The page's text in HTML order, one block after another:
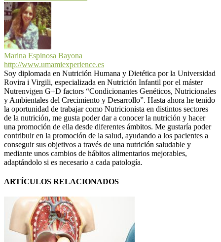
Marina Espinosa Bayona
http://www.umamiexperience.es
Soy diplomada en Nutrición Humana y Dietética por la Universidad
Rovira i Virgili, especializada en Nutrición Infantil por el máster
Nutrenvigen G+D factors “Condicionantes Genéticos, Nutricionales
y Ambientales del Crecimiento y Desarrollo”. Hasta ahora he tenido
la oportunidad de trabajar como Nutricionista en distintos sectores
de la nutrición, me gusta poder dar a conocer la nutrición y hacer
una promoción de ella desde diferentes ámbitos. Me gustaría poder
contribuir en la promoción de la salud, ayudando a los pacientes a
conseguir sus objetivos a través de una nutrición saludable y
mediante unos cambios de hábitos alimentarios mejorables,
adaptándolo si es necesario a cada patología.
ARTÍCULOS RELACIONADOS